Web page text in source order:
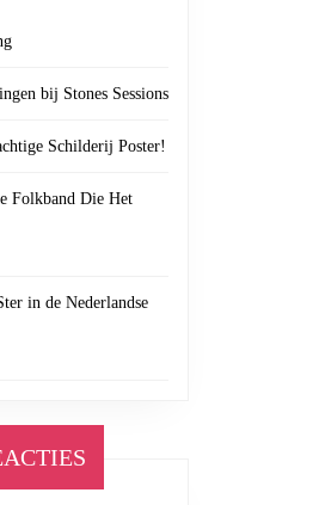
bij Stones Sessions
Schilderij Poster!
Folkband Die Het
in de Nederlandse